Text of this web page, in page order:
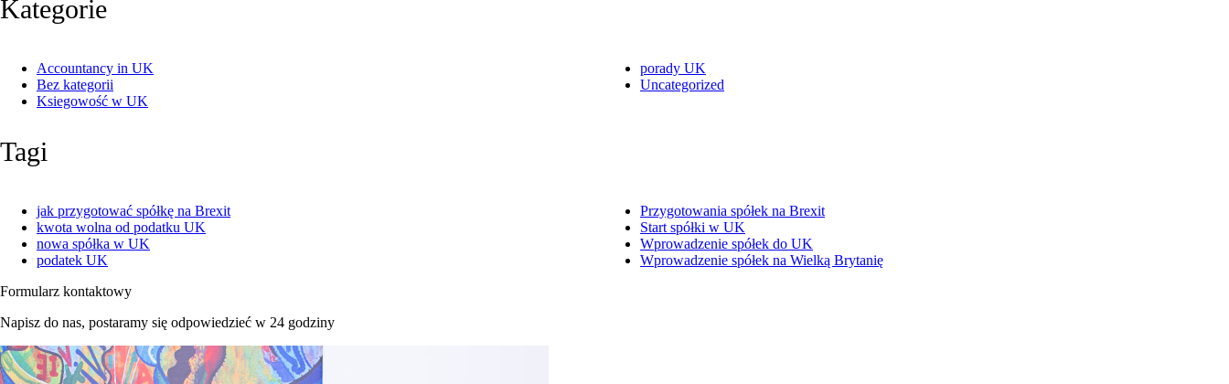
Kategorie
Accountancy in UK
Bez kategorii
Ksiegowość w UK
porady UK
Uncategorized
Tagi
jak przygotować spółkę na Brexit
kwota wolna od podatku UK
nowa spółka w UK
podatek UK
Przygotowania spółek na Brexit
Start spółki w UK
Wprowadzenie spółek do UK
Wprowadzenie spółek na Wielką Brytanię
Formularz kontaktowy
Napisz do nas, postaramy się odpowiedzieć w 24 godziny